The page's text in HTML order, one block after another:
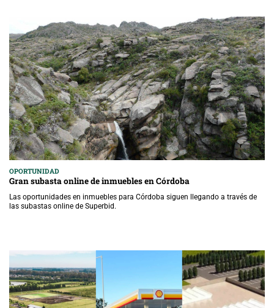
OPORTUNIDAD
Gran subasta online de inmuebles en Córdoba
Las oportunidades en inmuebles para Córdoba siguen llegando a través de
las subastas online de Superbid.